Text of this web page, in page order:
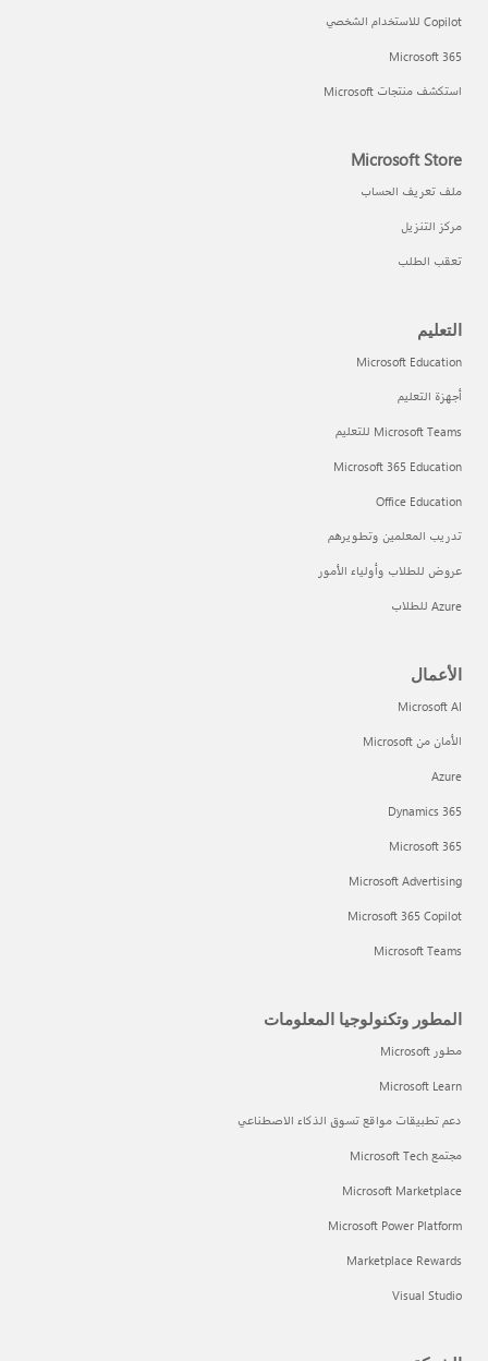
Copilot للاستخدام الشخصي
Microsoft 365
استكشف منتجات Microsoft
Microsoft Store
ملف تعريف الحساب
مركز التنزيل
تعقب الطلب
التعليم
Microsoft Education
أجهزة التعليم
Microsoft Teams للتعليم
Microsoft 365 Education
Office Education
تدريب المعلمين وتطويرهم
عروض للطلاب وأولياء الأمور
Azure للطلاب
الأعمال
Microsoft AI
الأمان من Microsoft
Azure
Dynamics 365
Microsoft 365
Microsoft Advertising
Microsoft 365 Copilot
Microsoft Teams
المطور وتكنولوجيا المعلومات
مطور Microsoft
Microsoft Learn
دعم تطبيقات مواقع تسوق الذكاء الاصطناعي
مجتمع Microsoft Tech
Microsoft Marketplace
Microsoft Power Platform
Marketplace Rewards
Visual Studio